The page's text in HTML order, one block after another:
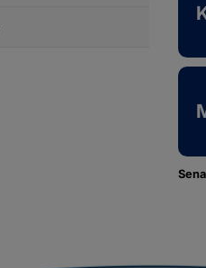
Internationellt